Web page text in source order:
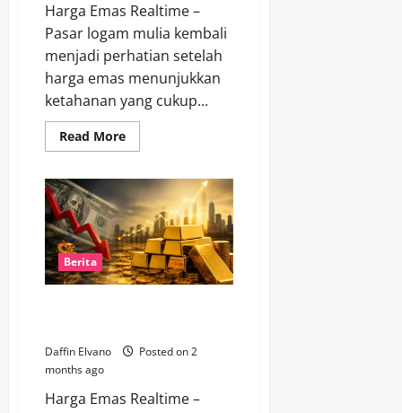
Harga Emas Realtime –
Pasar logam mulia kembali
menjadi perhatian setelah
harga emas menunjukkan
ketahanan yang cukup...
Read MoreRead
more
Emas
Belum
Pudar,
Investor
Pantau
Harga
Terkini
Berita
Daffin Elvano
Posted on 2
months ago
Harga Emas Realtime –